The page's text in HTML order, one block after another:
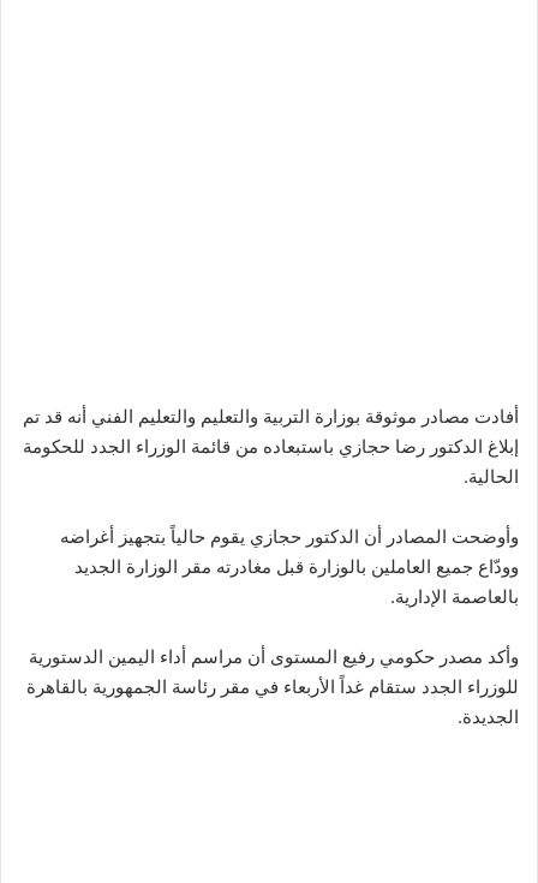
أفادت مصادر موثوقة بوزارة التربية والتعليم والتعليم الفني أنه قد تم
إبلاغ الدكتور رضا حجازي باستبعاده من قائمة الوزراء الجدد للحكومة
الحالية.
وأوضحت المصادر أن الدكتور حجازي يقوم حالياً بتجهيز أغراضه
وودّاع جميع العاملين بالوزارة قبل مغادرته مقر الوزارة الجديد
بالعاصمة الإدارية.
وأكد مصدر حكومي رفيع المستوى أن مراسم أداء اليمين الدستورية
للوزراء الجدد ستقام غداً الأربعاء في مقر رئاسة الجمهورية بالقاهرة
الجديدة.